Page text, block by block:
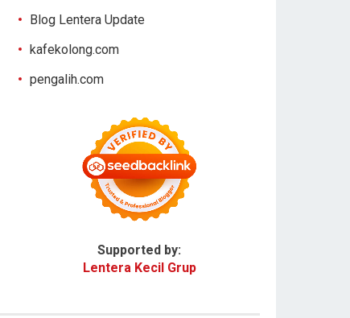
Blog Lentera Update
kafekolong.com
pengalih.com
Supported by:
Lentera Kecil Grup